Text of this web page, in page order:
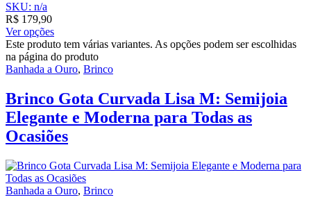
SKU: n/a
R$ 179,90
Ver opções
Este produto tem várias variantes. As opções podem ser escolhidas
na página do produto
Banhada a Ouro, Brinco
Brinco Gota Curvada Lisa M: Semijoia
Elegante e Moderna para Todas as
Ocasiões
Banhada a Ouro, Brinco